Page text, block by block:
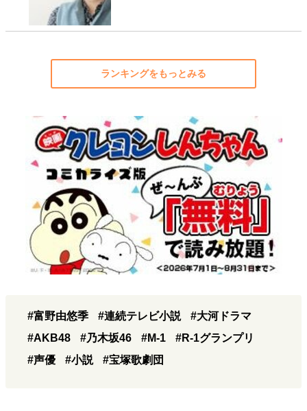
ランキングをもっとみる
#富野由悠季 #連続テレビ小説
#大河ドラマ
#AKB48
#乃木坂46 #M-1
#R-1グランプリ
#声優
#小説 #宝塚歌劇団